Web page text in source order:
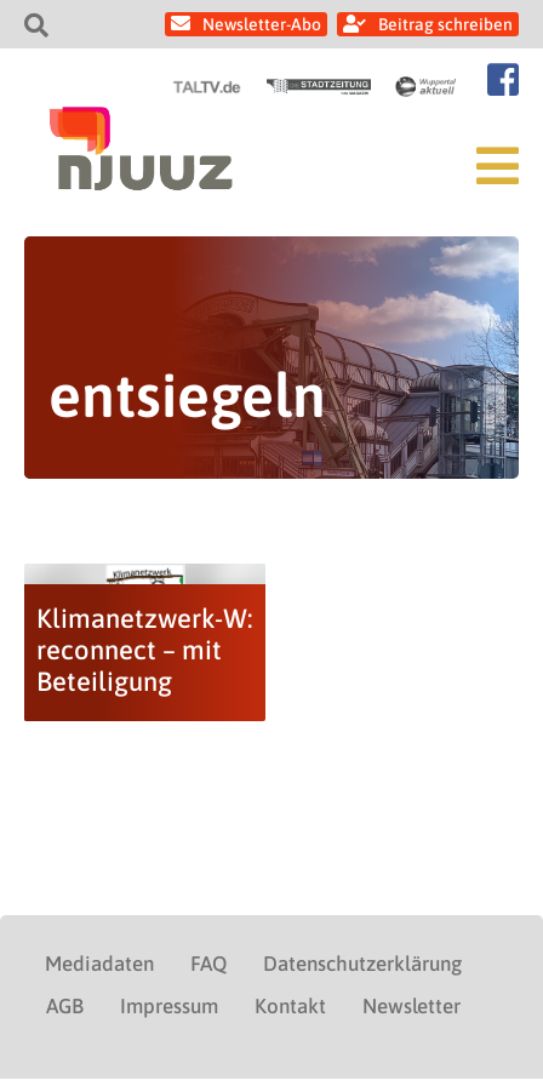
Newsletter-Abo Beitrag schreiben
entsiegeln
Klimanetzwerk-W:
reconnect – mit
Beteiligung
Mediadaten FAQ
Datenschutzerklärung
AGB
Impressum Kontakt Newsletter